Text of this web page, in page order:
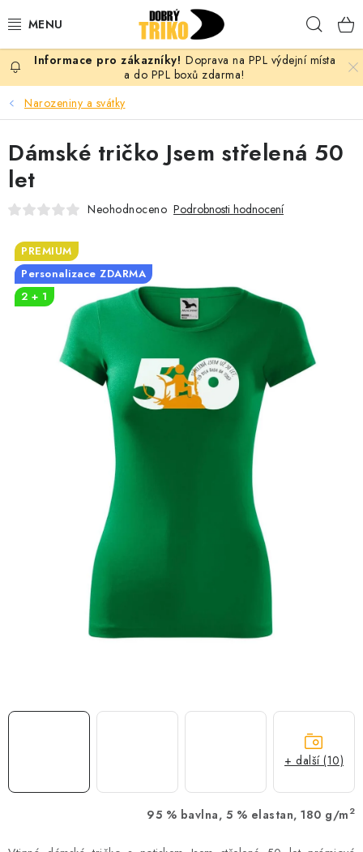
na
PRO ŽENY
PRO MUŽE
PRO DĚTI
PRO PÁRY
VLASTNÍ MOTIV
OKAMŽITĚ K ODBĚRU
MÁM SRDCE POMÁHÁM
PROVIZNÍ SYSTÉM
Časté otázky
Doprava na PPL výdejní místa
a do PPL boxů zdarma!
Narozeniny a svátky
95 % bavlna, 5 % elastan, 180 g/m 2
Dámské tričko Jsem střelená 50
let
Neohodnoceno Podrobnosti hodnocení
PREMIUM
Personalizace ZDARMA
2 + 1
+ další (10)